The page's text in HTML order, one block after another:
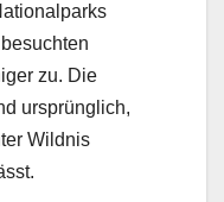
zu. Die
ursprünglich,
Wildnis